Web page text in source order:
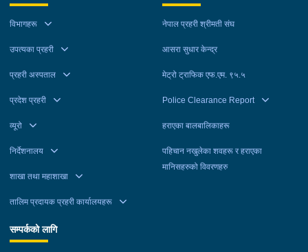
विभागहरू
उपत्यका प्रहरी
प्रहरी अस्पताल
प्रदेश प्रहरी
व्यूरो
निर्देशनालय
शाखा तथा महाशाखा
तालिम प्रदायक प्रहरी कार्यालयहरू
नेपाल प्रहरी श्रीमती संघ
आसरा सुधार केन्द्र
मेट्रो ट्राफिक एफ.एम. ९५.५
Police Clearance Report
हराएका बालबालिकाहरू
पहिचान नखुलेका शवहरू र हराएका
मानिसहरुको विवरणहरु
सम्पर्कको लागि